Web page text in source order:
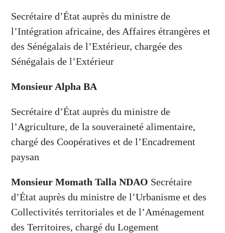
Secrétaire d’État auprès du ministre de
l’Intégration africaine, des Affaires étrangères et
des Sénégalais de l’Extérieur, chargée des
Sénégalais de l’Extérieur
Monsieur Alpha BA
Secrétaire d’État auprès du ministre de
l’Agriculture, de la souveraineté alimentaire,
chargé des Coopératives et de l’Encadrement
paysan
Monsieur Momath Talla NDAO Secrétaire
d’État auprès du ministre de l’Urbanisme et des
Collectivités territoriales et de l’Aménagement
des Territoires, chargé du Logement